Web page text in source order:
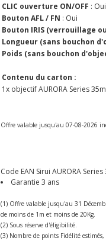
CLIC ouverture ON/OFF : Oui
Bouton AFL / FN : Oui
Bouton IRIS (verrouillage
Longueur (sans bouchon
Poids (sans bouchon
Contenu du carton :
1x objectif AURORA Series
Offre valable jusqu'au 07-08-2026
Code EAN Sirui AURORA
Garantie 3 ans
(1) Offre valable jusqu'au 31
de moins de 1m et moins de 20Kg.
(2) Sous réserve d'éligibilité.
(3) Nombre de points Fidélité